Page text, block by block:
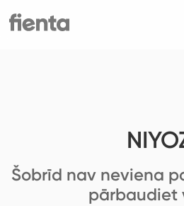
Šobrīd nav neviena
pārbaudiet